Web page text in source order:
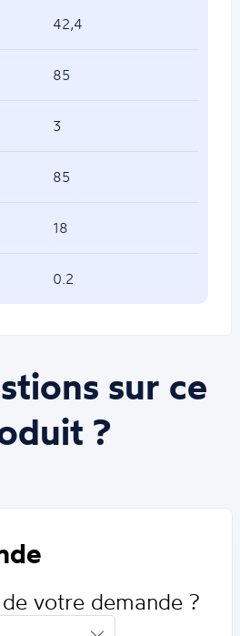
42,4
85
3
85
18
0.2
sur ce
?
votre demande ?